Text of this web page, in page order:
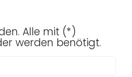
Alle mit (*)
werden benötigt.